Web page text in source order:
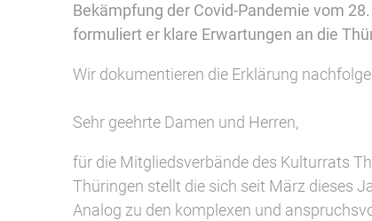
Bekämpfung der Covid-Pandemie vom
formuliert er klare Erwartungen an die
Wir dokumentieren die Erklärung
Sehr geehrte Damen und Herren,
für die Mitgliedsverbände des Kulturrats
Thüringen stellt die sich seit März dieses
Analog zu den komplexen und